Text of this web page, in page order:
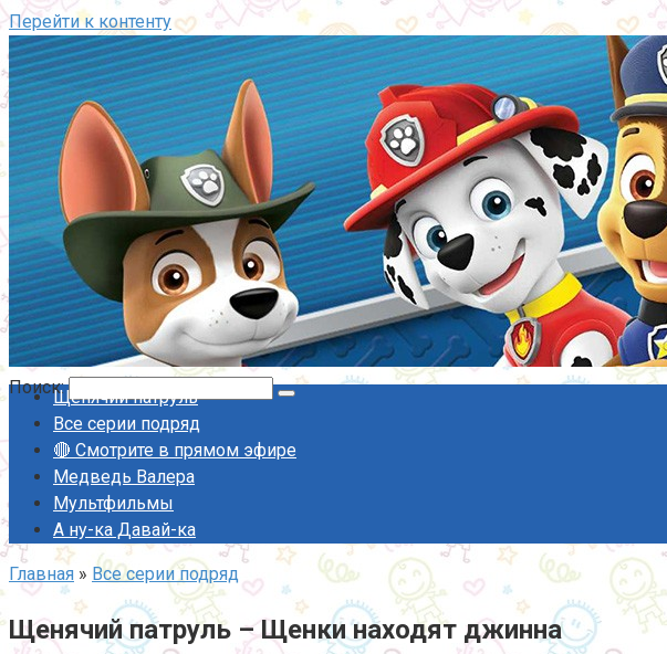
Перейти к контенту
Поиск:Щенячий патруль
Все серии подряд
🔴 Смотрите в прямом эфире
Медведь Валера
Мультфильмы
А ну-ка Давай-ка
Главная » Все серии подряд
Щенячий патруль – Щенки находят джинна